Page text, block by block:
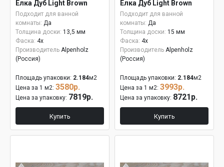
Елка Дуб Light Brown
Подходит для ванной
комнаты: Да
Толщина доски: 13,5 мм
Фаска: 4x
Производитель Alpenholz
(Россия)
Площадь упаковки: 2.184м2
Цена за 1 м2: 3580р.
Цена за упаковку: 7819р.
Купить
Елка Дуб Light Brown
15мм
Подходит для ванной
комнаты: Да
Толщина доски: 15 мм
Фаска: 4x
Производитель Alpenholz
(Россия)
Площадь упаковки: 2.184м2
Цена за 1 м2: 3993р.
Цена за упаковку: 8721р.
Купить